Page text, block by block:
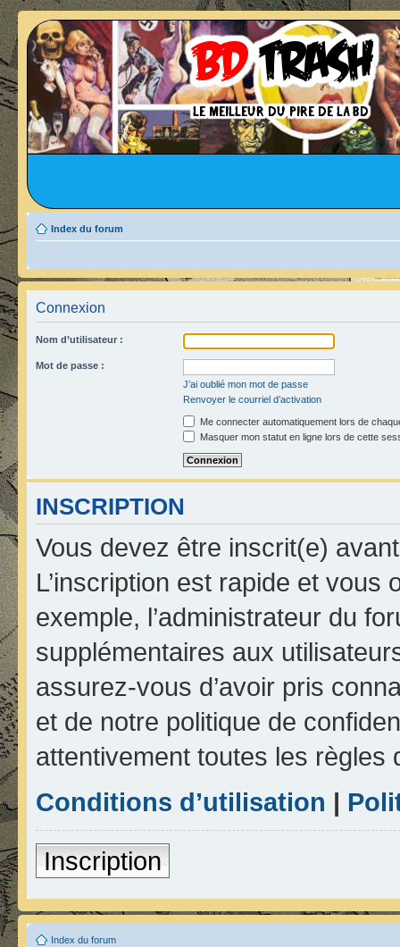
Index du forum
Connexion
Nom d’utilisateur :
Mot de passe :
J’ai oublié mon mot de passe
Renvoyer le courriel d’activation
Me connecter automatiquement lors de
Masquer mon statut en ligne lors de cette
INSCRIPTION
Vous devez être inscrit(e)
L’inscription est rapide et
exemple, l’administrateur du
supplémentaires aux
assurez-vous d’avoir pris
et de notre politique de
attentivement toutes les règles
Conditions d’utilisation |
Inscription
Index du forum